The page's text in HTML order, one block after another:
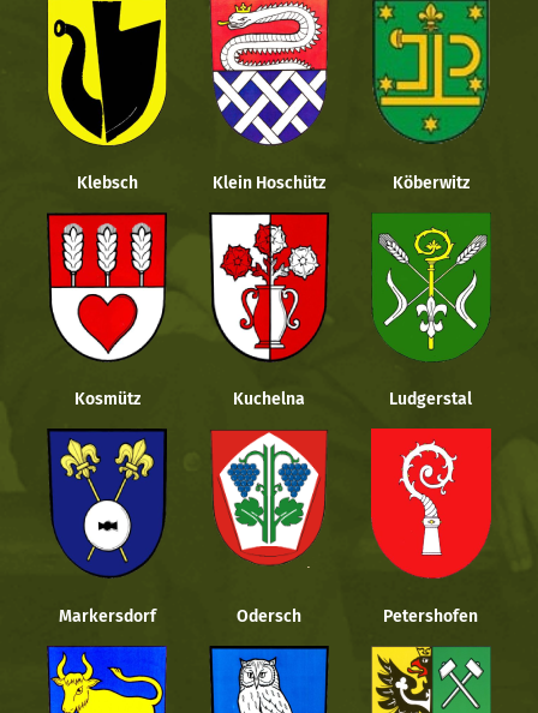
Klebsch Klein Hoschütz Köberwitz
Kosmütz Kuchelna Ludgerstal
Markersdorf Odersch Petershofen